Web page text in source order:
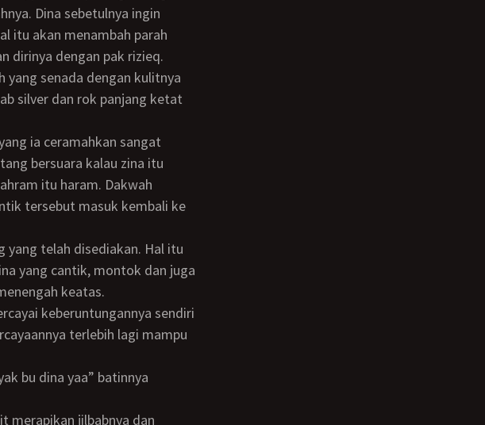
Dina sebetulnya ingin
itu akan menambah parah
dirinya dengan pak rizieq.
silver dan rok panjang ketat
bersuara kalau zina itu
itu haram. Dakwah
tersebut masuk kembali ke
yang cantik, montok dan juga
keatas.
terlebih lagi mampu
bu dina yaa” batinnya